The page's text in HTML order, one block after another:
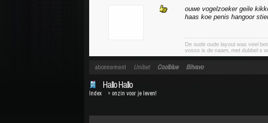
ouwe vogelzoeker geile
haas koe penis hangoor
De oude oude layout was veel
vosss is de naam, met dubbel s
abonnement Unibet Coolblue Bitvavo
Hallo Hallo
Index » onzin voor je leven!